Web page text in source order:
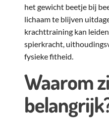
het gewicht beetje bij
lichaam te blijven
krachttraining kan
spierkracht,
fysieke fitheid.
Waarom